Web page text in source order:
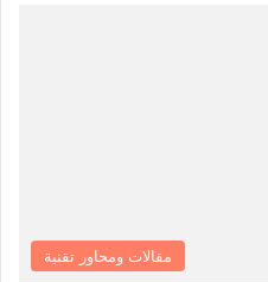
مقالات ومحاور تقنية